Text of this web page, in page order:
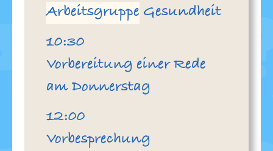
Arbeitsgruppe Gesundheit
10:30
Vorbereitung einer Rede
am Donnerstag
12:00
Vorbesprechung